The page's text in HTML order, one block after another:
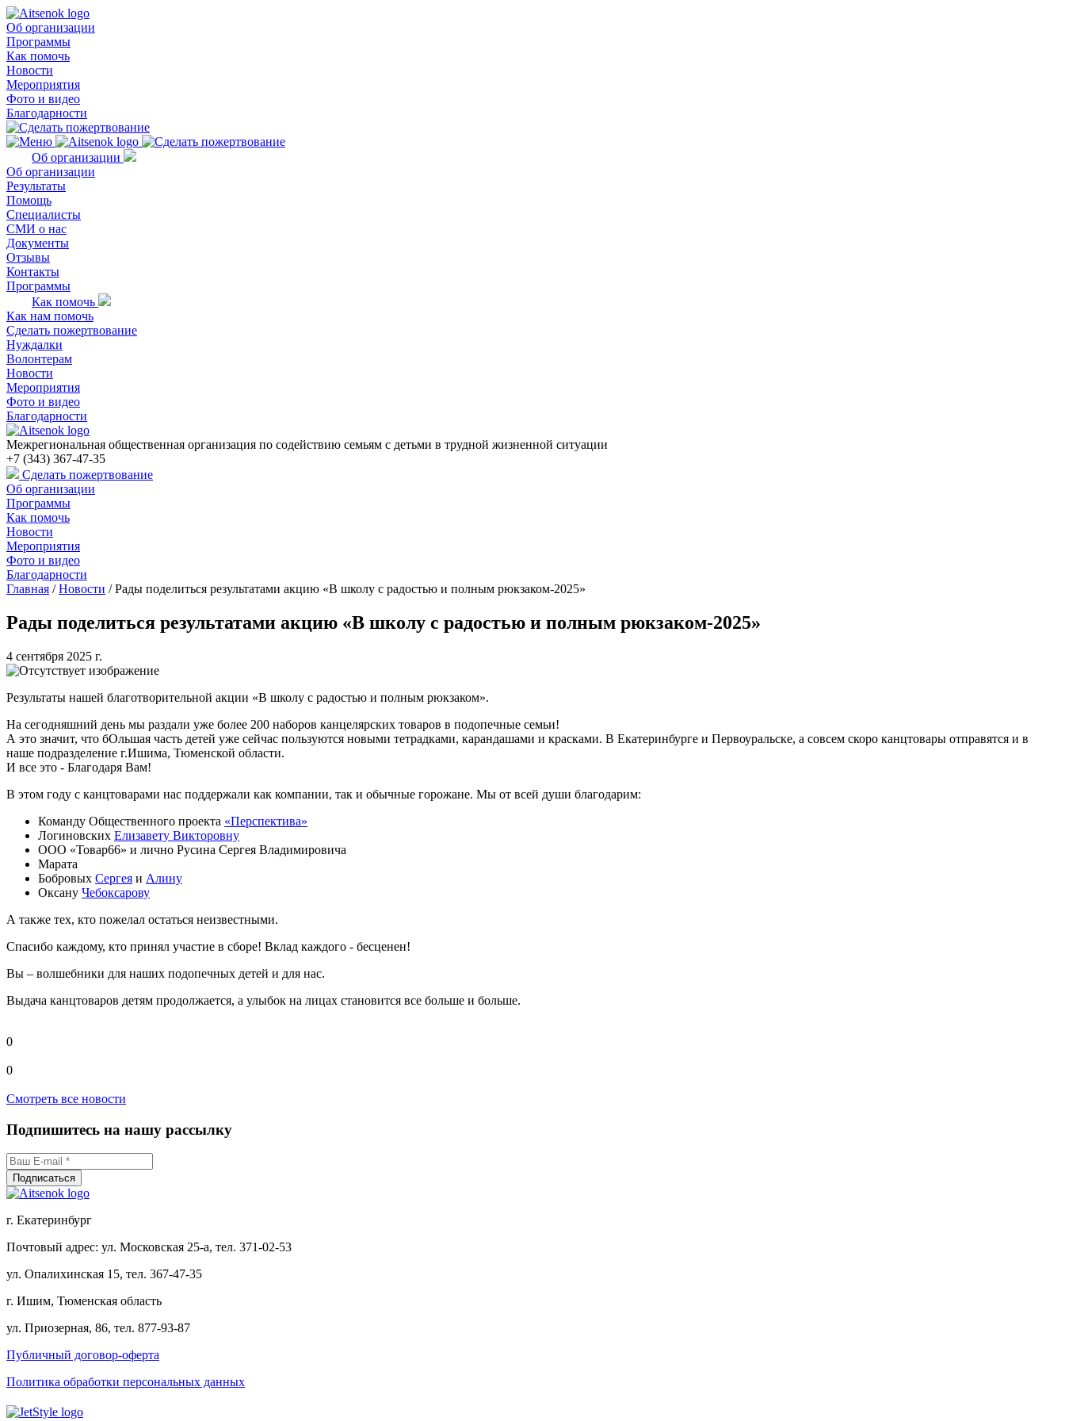
Об организации
Программы
Как помочь
Новости
Мероприятия
Фото и видео
Благодарности
Об организации
Об организации
Результаты
Помощь
Специалисты
СМИ о нас
Документы
Отзывы
Контакты
Программы
Как помочь
Как нам помочь
Сделать пожертвование
Нуждалки
Волонтерам
Новости
Мероприятия
Фото и видео
Благодарности
Межрегиональная общественная организация по содействию семьям с детьми в трудной жизненной ситуации
+7 (343) 367-47-35
Сделать пожертвование
Об организации
Программы
Как помочь
Новости
Мероприятия
Фото и видео
Благодарности
Главная /Новости /Рады поделиться результатами акцию «В школу с радостью и полным рюкзаком-2025»
Рады поделиться результатами акцию «В школу с радостью и полным рюкзаком-2025»
4 сентября 2025 г.
Результаты нашей благотворительной акции «В школу с радостью и полным рюкзаком».
На сегодняшний день мы раздали уже более 200 наборов канцелярских товаров в подопечные семьи!
А это значит, что бОльшая часть детей уже сейчас пользуются новыми тетрадками, карандашами и красками. В Екатеринбурге и Первоуральске, а совсем скоро канцтовары отправятся и в
наше подразделение г.Ишима, Тюменской области.
И все это - Благодаря Вам!
В этом году с канцтоварами нас поддержали как компании, так и обычные горожане. Мы от всей души благодарим:
Команду Общественного проекта «Перспектива»
Логиновских Елизавету Викторовну
ООО «Товар66» и лично Русина Сергея Владимировича
Марата
Бобровых Сергея и Алину
Оксану Чебоксарову
А также тех, кто пожелал остаться неизвестными.
Спасибо каждому, кто принял участие в сборе! Вклад каждого - бесценен!
Вы – волшебники для наших подопечных детей и для нас.
Выдача канцтоваров детям продолжается, а улыбок на лицах становится все больше и больше.
0
0
Смотреть все новости
Подпишитесь на нашу рассылку
г. Екатеринбург
Почтовый адрес: ул. Московская 25-а, тел. 371-02-53
ул. Опалихинская 15, тел. 367-47-35
г. Ишим, Тюменская область
ул. Приозерная, 86, тел. 877-93-87
Публичный договор-оферта
Политика обработки персональных данных